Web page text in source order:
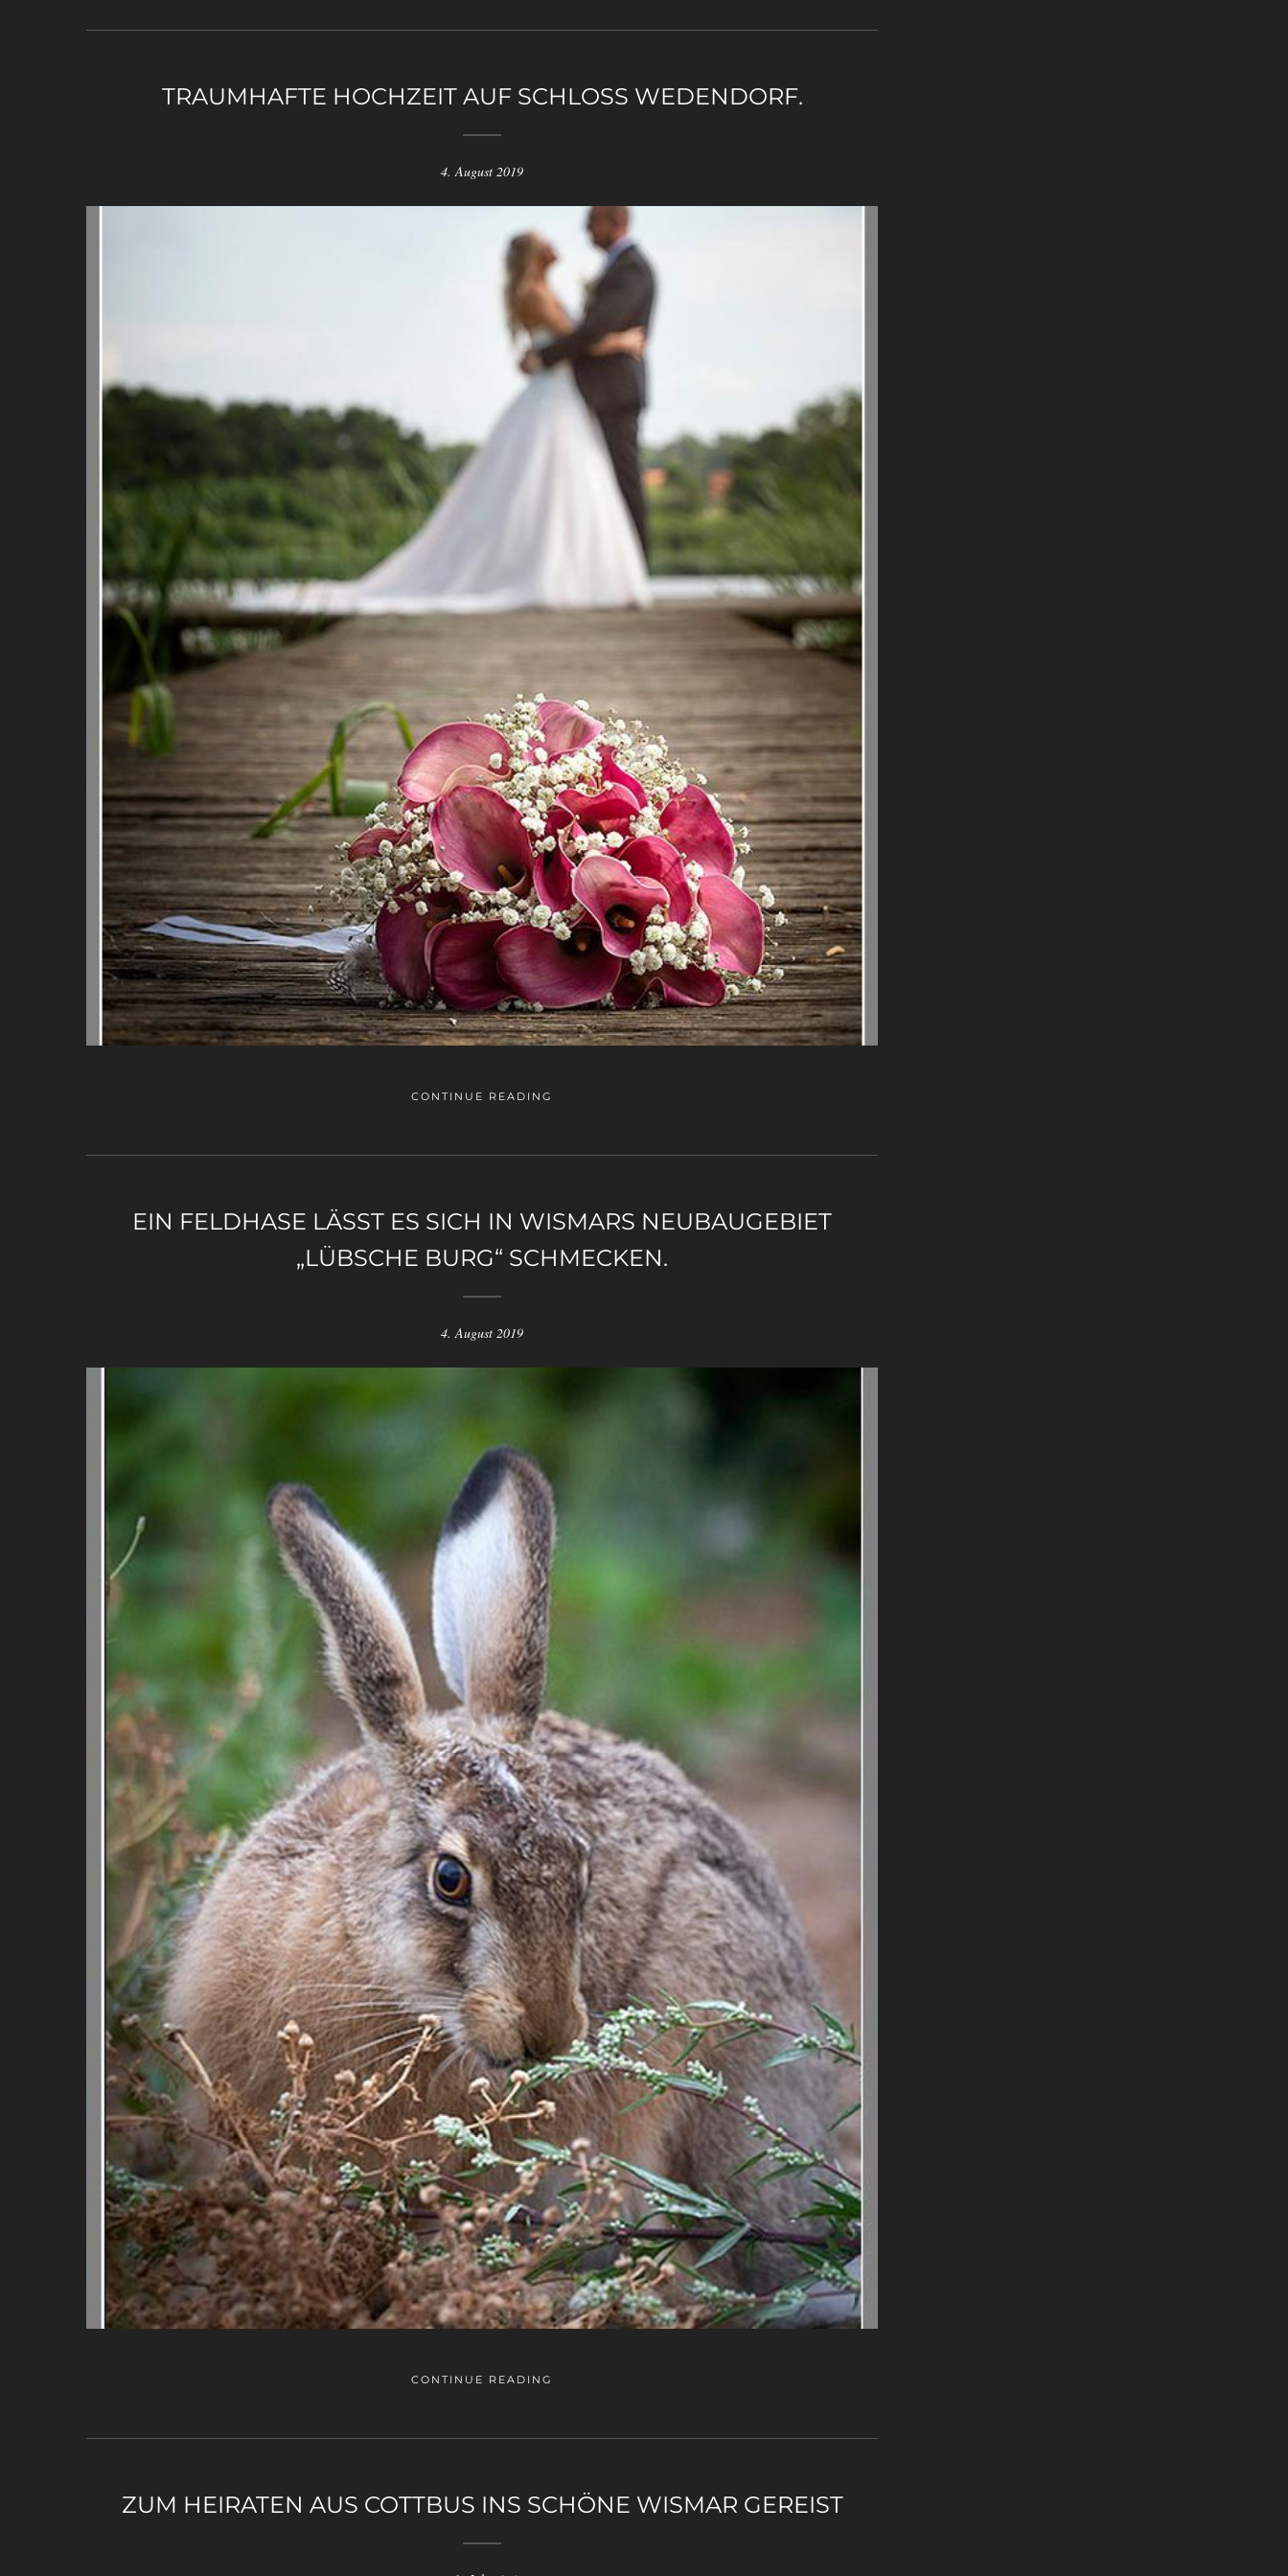
TRAUMHAFTE HOCHZEIT AUF SCHLOSS WEDENDORF.
4. August 2019
CONTINUE READING
EIN FELDHASE LÄSST ES SICH IN WISMARS NEUBAUGEBIET
„LÜBSCHE BURG“ SCHMECKEN.
4. August 2019
CONTINUE READING
ZUM HEIRATEN AUS COTTBUS INS SCHÖNE WISMAR GEREIST